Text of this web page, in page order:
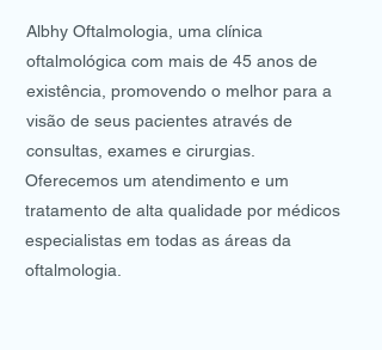
Albhy Oftalmologia, uma clínica
oftalmológica com mais de 45 anos de
existência, promovendo o melhor para a
visão de seus pacientes através de
consultas, exames e cirurgias.
Oferecemos um atendimento e um
tratamento de alta qualidade por médicos
especialistas em todas as áreas da
oftalmologia.